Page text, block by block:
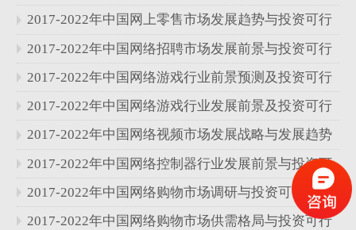
新闻资讯
加入我们
分析报告
2017-2022年中国网上零售市场发展趋势与投资可行
性研究报告
2017-2022年中国网络招聘市场发展前景与投资可行
性研究报告
2017-2022年中国网络游戏行业前景预测及投资可行
性研究报告
2017-2022年中国网络游戏行业发展前景及投资可行
性研究报告
2017-2022年中国网络视频市场发展战略与发展趋势
分析报告
2017-2022年中国网络控制器行业发展前景与投资可
行性研究报告
2017-2022年中国网络购物市场调研与投资可行性研
究报告
2017-2022年中国网络购物市场供需格局与投资可行